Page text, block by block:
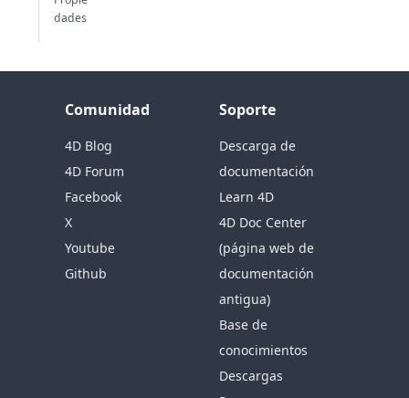
dades
Comunidad
4D Blog
4D Forum
Facebook
X
Youtube
Github
Soporte
Descarga de
documentación
Learn 4D
4D Doc Center
(página web de
documentación
antigua)
Base de
conocimientos
Descargas